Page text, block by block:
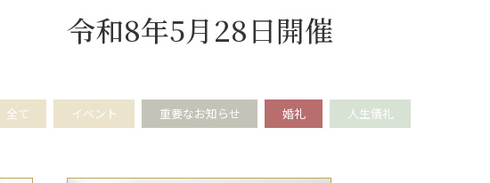
令和8年5月28日開催
全て イベント 重要なお知らせ 婚礼 人生儀礼